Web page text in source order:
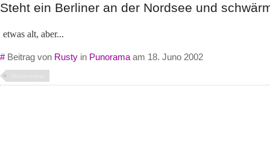
Steht ein Berliner an der Nordsee und
etwas alt, aber...
#Beitrag von Rusty in Punorama am 18. Juno 2002